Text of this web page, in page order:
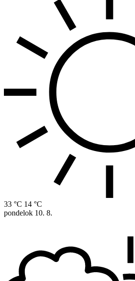
33 °C 14 °C
pondelok 10. 8.